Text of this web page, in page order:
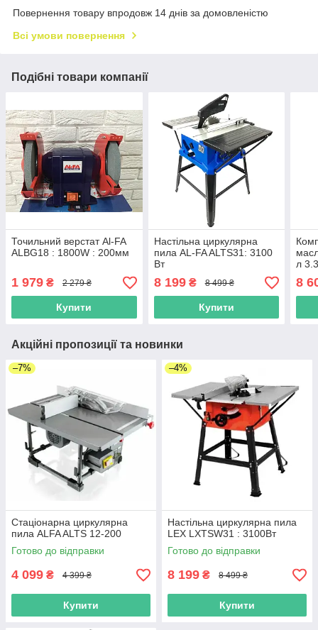
Повернення товару впродовж 14 днів за домовленістю
Всі умови повернення
Подібні товари компанії
Точильний верстат Al-FA
ALBG18 : 1800W : 200мм
1 979 ₴ 2 279 ₴
Купити
Настільна циркулярна
пила AL-FA ALTS31: 3100
Вт
8 199₴ 8 499 ₴
Купити
л
8
Акційні пропозиції та новинки
–7%
Стаціонарна циркулярна
пила ALFA ALTS 12-200
Готово до відправки
4 099 ₴ 4 399 ₴
Купити
–4%
Настільна циркулярна пила
LEX LXTSW31 : 3100Вт
Готово до відправки
8 199 ₴ 8 499 ₴
Купити